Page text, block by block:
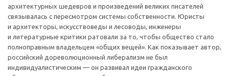
архитектурных шедевров и произведений великих писателей
связывалась с пересмотром системы собственности. Юристы
и архитекторы, искусствоведы и лесоводы, инженеры
и литературные критики ратовали за то, чтобы общество стало
полноправным владельцем «общих вещей». Как показывает автор,
российский дореволюционный либерализм не был
индивидуалистическим — он развивал идеи гражданского